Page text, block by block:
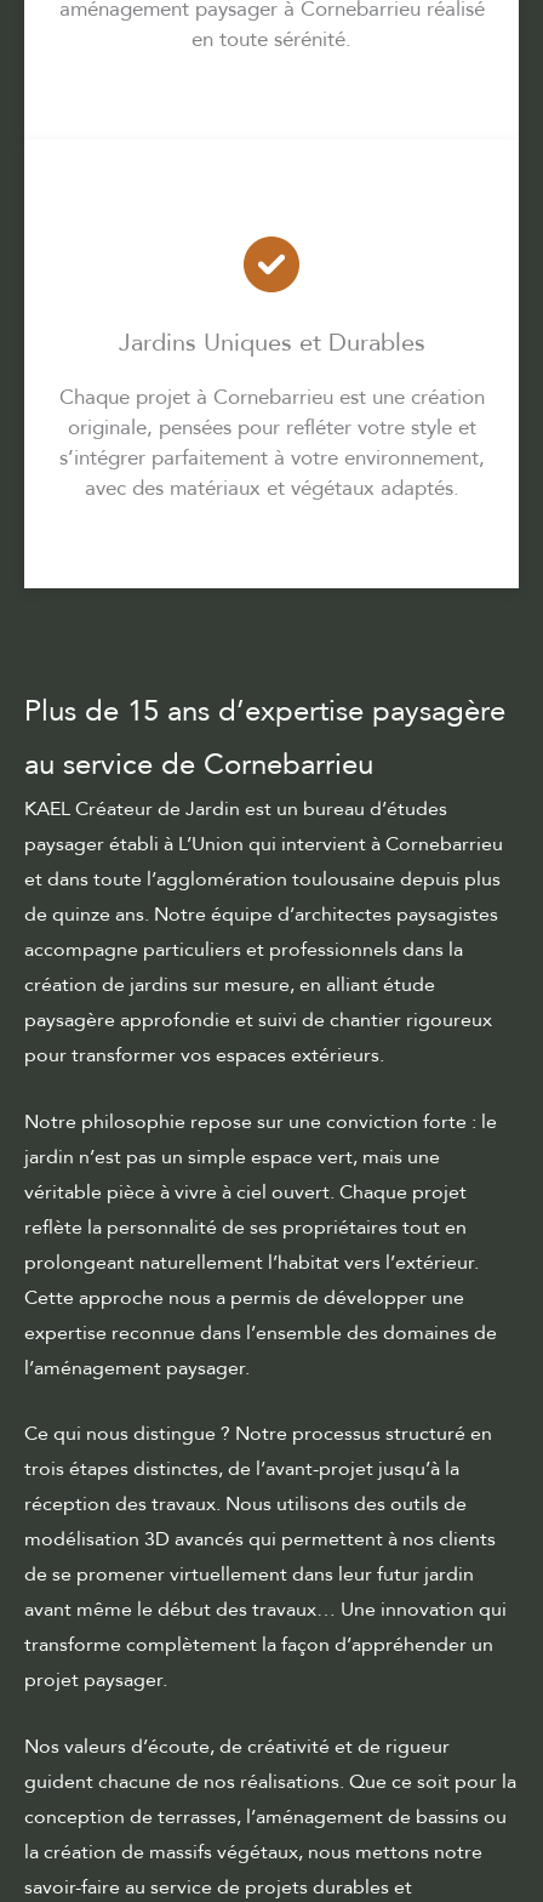
aménagement paysager à Cornebarrieu réalisé
en toute sérénité.
Jardins Uniques et Durables
Chaque projet à Cornebarrieu est une création
originale, pensées pour refléter votre style et
s’intégrer parfaitement à votre environnement,
avec des matériaux et végétaux adaptés.
Plus de 15 ans d’expertise paysagère
au service de Cornebarrieu
KAEL Créateur de Jardin est un bureau d’études
paysager établi à L’Union qui intervient à Cornebarrieu
et dans toute l’agglomération toulousaine depuis plus
de quinze ans. Notre équipe d’architectes paysagistes
accompagne particuliers et professionnels dans la
création de jardins sur mesure, en alliantétude
paysagèreapprofondie etsuivi de chantier rigoureux
pour transformer vos espaces extérieurs.
Notre philosophie repose sur une conviction forte : le
jardin n’est pas un simple espace vert, mais une
véritable pièce à vivre à ciel ouvert. Chaque projet
reflète la personnalité de ses propriétaires tout en
prolongeant naturellement l’habitat vers l’extérieur.
Cette approche nous a permis de développer une
expertise reconnue dans l’ensemble des domaines de
l’aménagement paysager.
Ce qui nous distingue ? Notre processus structuré en
trois étapes distinctes, de l’avant-projet jusqu’à la
réception des travaux. Nous utilisons des outils de
modélisation 3D avancés qui permettent à nos clients
de se promener virtuellement dans leur futur jardin
avant même le début des travaux… Une innovation qui
transforme complètement la façon d’appréhender un
projet paysager.
Nos valeurs d’écoute, de créativité et de rigueur
guident chacune de nos réalisations. Que ce soit pour la
conception de terrasses, l’aménagement de bassins ou
la création de massifs végétaux, nous mettons notre
savoir-faire au service de projets durables et